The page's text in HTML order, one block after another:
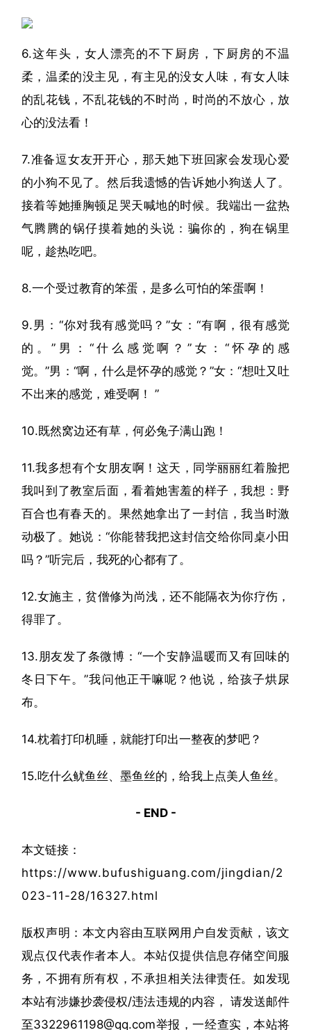
6.这年头，女人漂亮的不下厨房，下厨房的不温
柔，温柔的没主见，有主见的没女人味，有女人味
的乱花钱，不乱花钱的不时尚，时尚的不放心，放
心的没法看！
7.准备逗女友开开心，那天她下班回家会发现心爱
的小狗不见了。然后我遗憾的告诉她小狗送人了。
接着等她捶胸顿足哭天喊地的时候。我端出一盆热
气腾腾的锅仔摸着她的头说：骗你的，狗在锅里
呢，趁热吃吧。
8.一个受过教育的笨蛋，是多么可怕的笨蛋啊！
9.男：“你对我有感觉吗？”女：“有啊，很有感觉
的。”男：“什么感觉啊？”女：“怀孕的感
觉。”男：“啊，什么是怀孕的感觉？”女：“想吐又吐
不出来的感觉，难受啊！ ”
10.既然窝边还有草，何必兔子满山跑！
11.我多想有个女朋友啊！这天，同学丽丽红着脸把
我叫到了教室后面，看着她害羞的样子，我想：野
百合也有春天的。果然她拿出了一封信，我当时激
动极了。她说：“你能替我把这封信交给你同桌小田
吗？”听完后，我死的心都有了。
12.女施主，贫僧修为尚浅，还不能隔衣为你疗伤，
得罪了。
13.朋友发了条微博：“一个安静温暖而又有回味的
冬日下午。”我问他正干嘛呢？他说，给孩子烘尿
布。
14.枕着打印机睡，就能打印出一整夜的梦吧？
15.吃什么鱿鱼丝、墨鱼丝的，给我上点美人鱼丝。
- END -
本文链接：
https://www.bufushiguang.com/jingdian/2
023-11-28/16327.html
版权声明：本文内容由互联网用户自发贡献，该文
观点仅代表作者本人。本站仅提供信息存储空间服
务，不拥有所有权，不承担相关法律责任。如发现
本站有涉嫌抄袭侵权/违法违规的内容， 请发送邮件
至3322961198@qq.com举报，一经查实，本站将